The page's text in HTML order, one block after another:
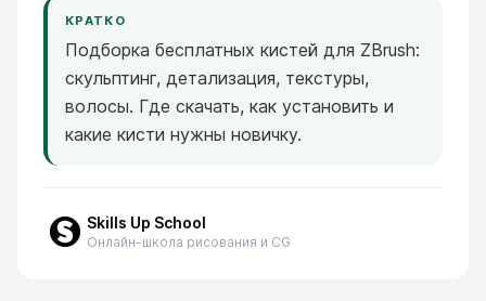
КРАТКО
Подборка бесплатных кистей для ZBrush:
скульптинг, детализация, текстуры,
волосы. Где скачать, как установить и
какие кисти нужны новичку.
Skills Up School
Онлайн-школа рисования и CG